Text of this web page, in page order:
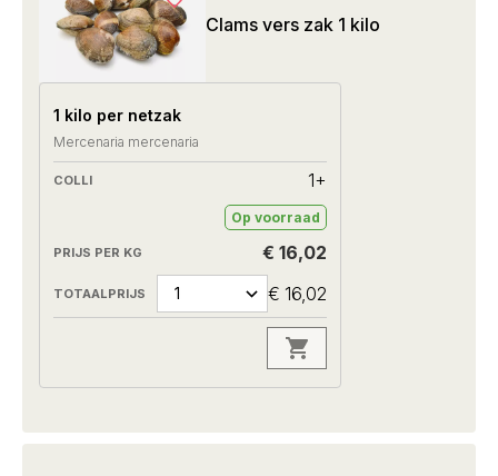
Clams vers zak 1 kilo
1 kilo per netzak
Mercenaria mercenaria
1+
Op voorraad
€ 16,02
€ 16,02